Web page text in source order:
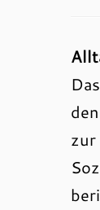
Das
zur